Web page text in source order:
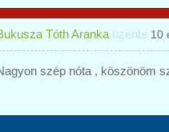
Tóth Aranka üzente 10
szép nóta , köszönöm